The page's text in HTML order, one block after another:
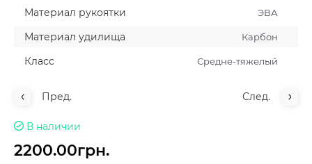
Материал рукоятки ЭВА
Материал удилища Карбон
Класс Средне-тяжелый
Пред. След.
В наличии
2200.00грн.